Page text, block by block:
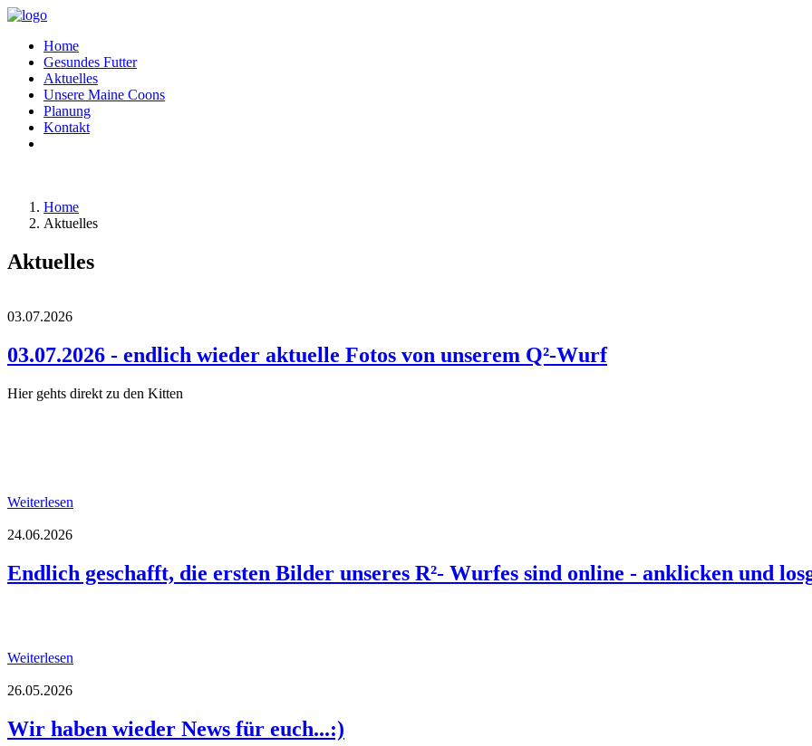
Home
Gesundes Futter
Aktuelles
Unsere Maine Coons
Planung
Kontakt
Home
Aktuelles
Aktuelles
03.07.2026
03.07.2026 - endlich wieder aktuelle Fotos von unserem Q²-Wurf
Hier gehts direkt zu den Kitten
Weiterlesen
24.06.2026
Endlich geschafft, die ersten Bilder unseres R²- Wurfes sind online - anklicken und
Weiterlesen
26.05.2026
Wir haben wieder News für euch...:)